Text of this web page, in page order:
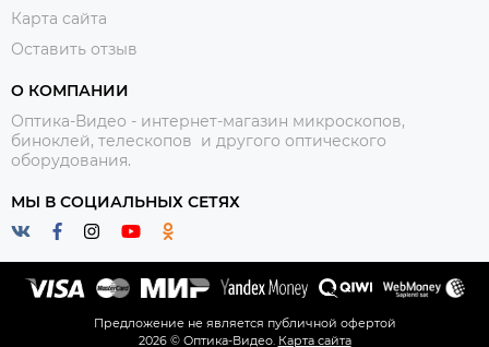
Карта сайта
Оставить отзыв
О КОМПАНИИ
Оптика-Видео - интернет-магазин микроскопов,
биноклей, телескопов и другого оптического
оборудования.
МЫ В СОЦИАЛЬНЫХ СЕТЯХ
Предложение не является публичной офертой
2026 © Оптика-Видео. Карта сайта